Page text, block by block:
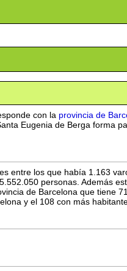
con la provincia de
Eugenia de Berga forma
entre los que había 1.163
personas. Además
de Barcelona que tiene
y el 108 con más